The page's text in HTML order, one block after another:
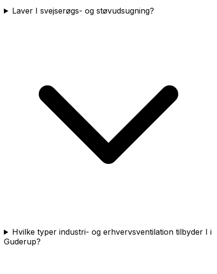
Laver I svejserøgs- og støvudsugning?
Hvilke typer industri- og erhvervsventilation tilbyder I i
Guderup?